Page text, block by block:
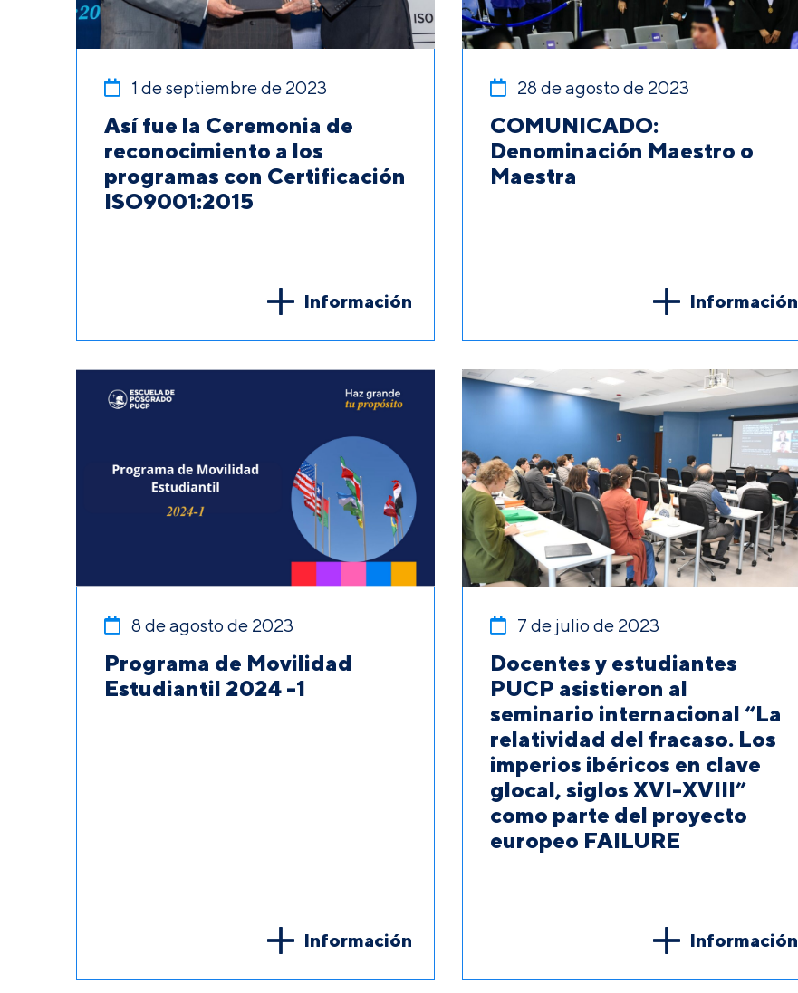
1 de septiembre de 2023
Así fue la Ceremonia de
reconocimiento a los
programas con Certificación
ISO9001:2015
Información
28 de agosto de 2023
COMUNICADO:
Denominación Maestro o
Maestra
Información
8 de agosto de 2023
Programa de Movilidad
Estudiantil 2024 -1
Información
7 de julio de 2023
Docentes y estudiantes
PUCP asistieron al
seminario internacional “La
relatividad del fracaso. Los
imperios ibéricos en clave
glocal, siglos XVI-XVIII”
como parte del proyecto
europeo FAILURE
Información